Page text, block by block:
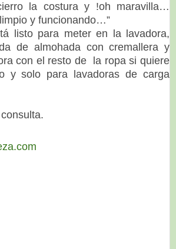
la costura y !oh maravilla…
y funcionando…”
listo para meter en la lavadora,
de almohada con cremallera y
con el resto de la ropa si quiere
y solo para lavadoras de carga